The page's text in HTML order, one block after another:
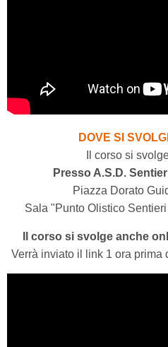
DOVE SI
Il corso si
Presso A.S.D.
Piazza Dorato
Sala "Punto Olistico
Il corso si svolge anche
Verrà inviato il link 1 ora prima